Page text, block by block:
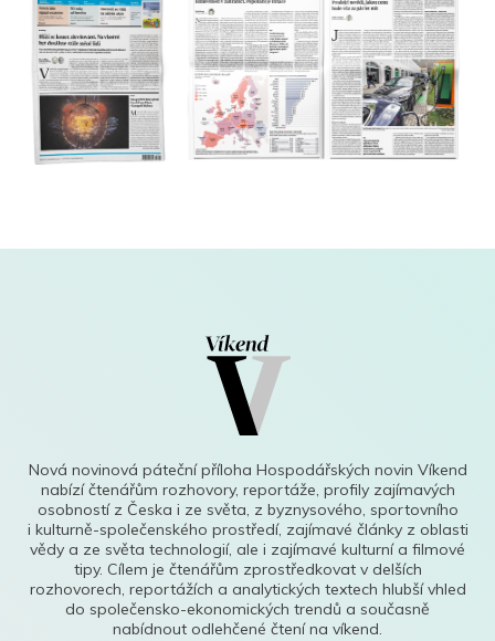
Nová novinová páteční příloha Hospodářských novin Víkend
nabízí čtenářům rozhovory, reportáže, profily zajímavých
osobností z Česka i ze světa, z byznysového, sportovního
i kulturně-společenského prostředí, zajímavé články z oblasti
vědy a ze světa technologií, ale i zajímavé kulturní a filmové
tipy. Cílem je čtenářům zprostředkovat v delších
rozhovorech, reportážích a analytických textech hlubší vhled
do společensko-ekonomických trendů a současně
nabídnout odlehčené čtení na víkend.